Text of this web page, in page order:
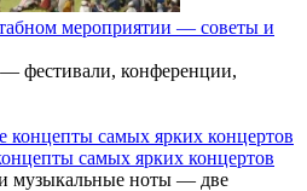
мероприятии — советы и
фестивали, конференции,
самых ярких концертов
музыкальные ноты — две